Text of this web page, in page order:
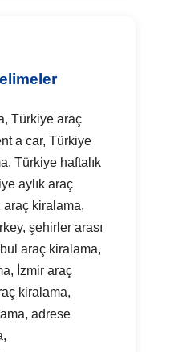
Türkiye araç
a car, Türkiye
Türkiye haftalık
aylık araç
araç kiralama,
şehirler arası
araç kiralama,
İzmir araç
kiralama,
adrese